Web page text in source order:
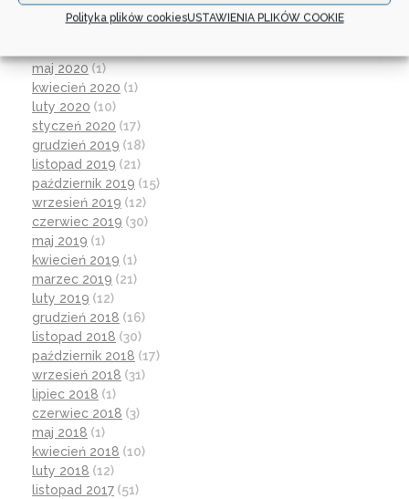
Polityka plików cookiesUSTAWIENIA PLIKÓW COOKIE
czerwiec 2021(27)
maj 2020(1)
kwiecień 2020 (1)
luty 2020 (10)
styczeń 2020 (17)
grudzień 2019 (18)
listopad 2019 (21)
październik 2019 (15)
wrzesień 2019 (12)
czerwiec 2019 (30)
maj 2019 (1)
kwiecień 2019 (1)
marzec 2019 (21)
luty 2019 (12)
grudzień 2018 (16)
listopad 2018 (30)
październik 2018 (17)
wrzesień 2018 (31)
lipiec 2018 (1)
czerwiec 2018 (3)
maj 2018 (1)
kwiecień 2018 (10)
luty 2018 (12)
listopad 2017 (51)